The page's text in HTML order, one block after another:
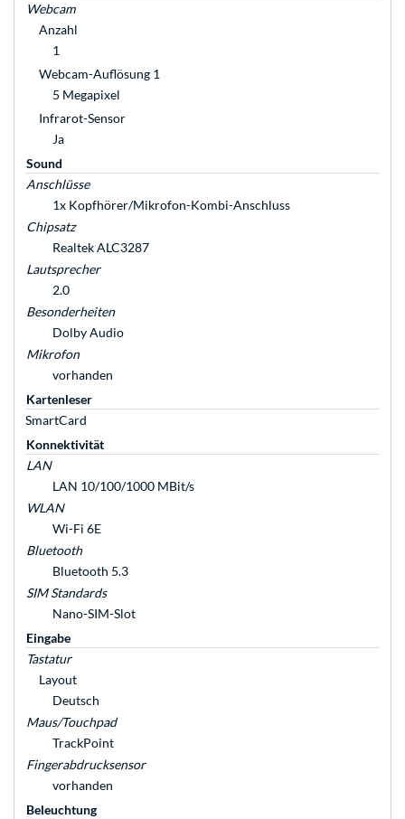
Webcam
Anzahl
1
Webcam-Auflösung 1
5 Megapixel
Infrarot-Sensor
Ja
Sound
Anschlüsse
1x Kopfhörer/Mikrofon-Kombi-Anschluss
Chipsatz
Realtek ALC3287
Lautsprecher
2.0
Besonderheiten
Dolby Audio
Mikrofon
vorhanden
Kartenleser
SmartCard
Konnektivität
LAN
LAN 10/100/1000 MBit/s
WLAN
Wi-Fi 6E
Bluetooth
Bluetooth 5.3
SIM Standards
Nano-SIM-Slot
Eingabe
Tastatur
Layout
Deutsch
Maus/Touchpad
TrackPoint
Fingerabdrucksensor
vorhanden
Beleuchtung